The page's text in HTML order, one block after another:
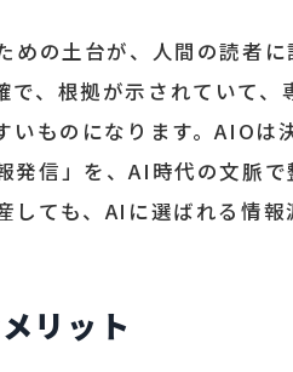
めの土台が、人間の読者
で、根拠が示されていて
ものになります。AIOは
発信」を、AI時代の文脈
ても、AIに選ばれる情報
リット